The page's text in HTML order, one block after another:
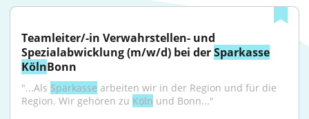
Teamleiter/-in Verwahrstellen- und
Spezialabwicklung (m/w/d) bei der Sparkasse
KölnBonn
"...Als Sparkasse arbeiten wir in der Region und für die
Region. Wir gehören zu Köln und Bonn..."